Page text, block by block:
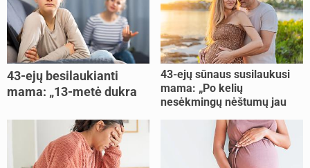
43-ejų besilaukianti
mama: „13-metė dukra
43-ejų sūnaus susilaukusi
mama: „Po kelių
nesėkmingų nėštumų jau